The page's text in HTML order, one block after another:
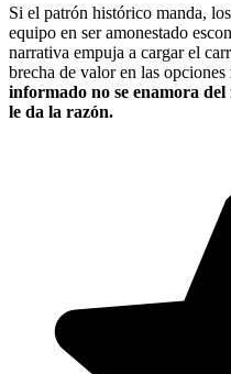
Si el patrón histórico manda,
equipo en ser amonestado
narrativa empuja a cargar el
brecha de valor en las opciones
informado no se enamora
le da la razón.